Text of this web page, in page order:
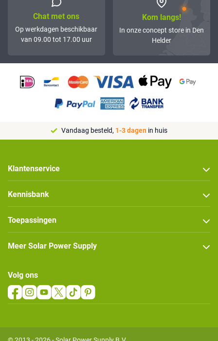
Chat met ons
Op werkdagen beschikbaar
van 09.00 tot 17.00 uur
Kom langs!
In onze concept store in Den
Helder
Vandaag besteld, 1-3 dagen in huis
Klantenservice
Kennisbank
Toepassingen
Meer Solar Power Supply
Volg ons